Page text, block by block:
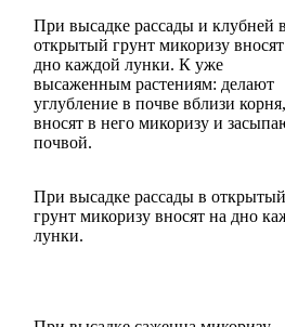
При высадке рассады и клубней
открытый грунт микоризу
дно каждой лунки. К уже
высаженным растениям: делают
углубление в почве вблизи корня,
вносят в него микоризу и
почвой.
При высадке рассады в открытый
грунт микоризу вносят на дно
лунки.